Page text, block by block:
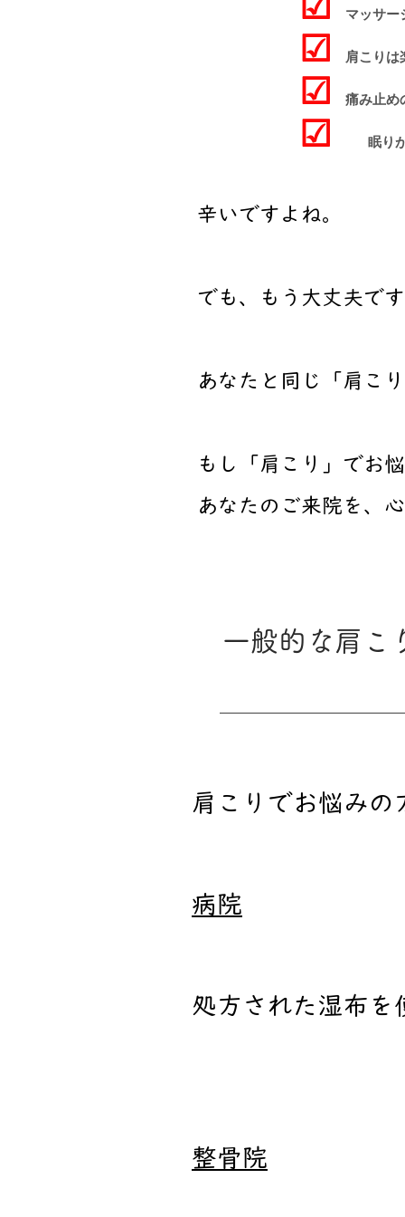
マッサー
☑ 肩こりは
☑ 痛み止め
​☑ 眠り
辛いですよね。
でも、もう大丈夫で
あなたと同じ「肩こ
もし「肩こり」でお
あなたのご来院を、
一般的な肩こ
肩こりでお悩みの
病院
処方された湿布を
整骨院